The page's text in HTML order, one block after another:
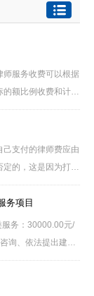
师服务收费可以根据
额比例收费和计时
费实行政府指导价
议案件：···
支付的律师费应由
定的，这是因为打官
导致败诉的行为之
讼法规定···
务项目
务：30000.00元/
询、依法提出建
（2）审查或修改合